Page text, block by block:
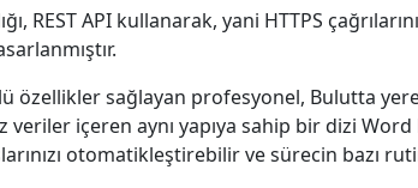
REST API kullanarak, yani HTTPS
özellikler sağlayan profesyonel, Bulutta
içeren aynı yapıya sahip bir dizi
otomatikleştirebilir ve sürecin bazı rutin